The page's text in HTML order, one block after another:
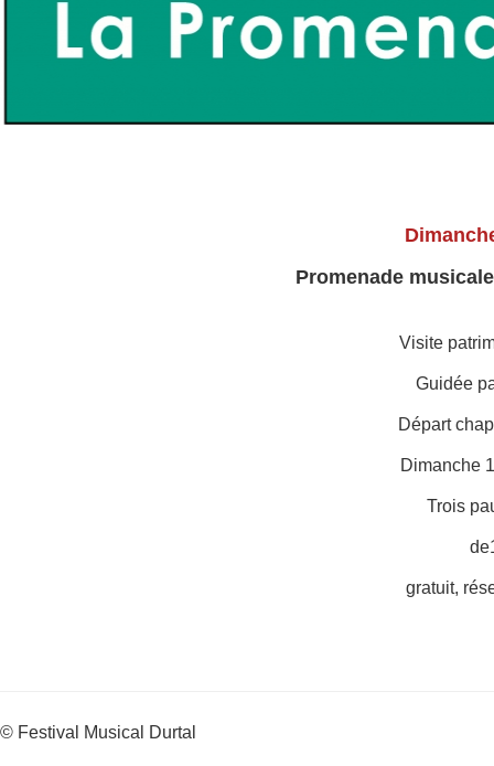
Promenade
Visite
Guidée
Départ
Dimanche
Trois
gratuit,
© Festival Musical Durtal